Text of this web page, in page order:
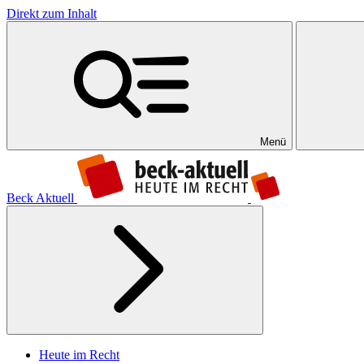
Direkt zum Inhalt
Menü
Beck Aktuell
Heute im Recht